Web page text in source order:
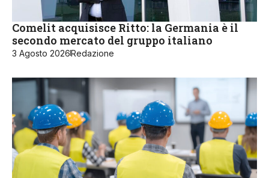
Comelit acquisisce Ritto: la Germania è il
secondo mercato del gruppo italiano
3 Agosto 2026Redazione